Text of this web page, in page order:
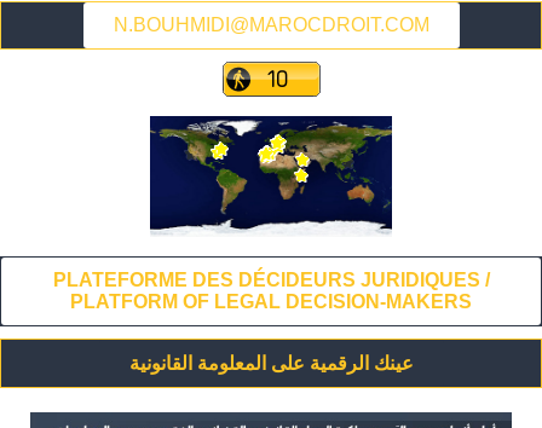
N.BOUHMIDI@MAROCDROIT.COM
PLATEFORME DES DÉCIDEURS JURIDIQUES /
PLATFORM OF LEGAL DECISION-MAKERS
عينك الرقمية على المعلومة القانونية